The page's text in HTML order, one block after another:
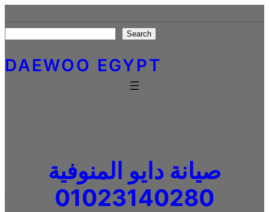
to
content
Search
DAEWOO EGYPT
صيانة دايو المنوفية
01023140280